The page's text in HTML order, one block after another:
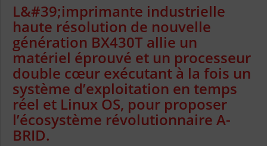
L&#39;imprimante industrielle
haute résolution de nouvelle
génération BX430T allie un
matériel éprouvé et un processeur
double cœur exécutant à la fois un
système d’exploitation en temps
réel et Linux OS, pour proposer
l’écosystème révolutionnaire A-
BRID.